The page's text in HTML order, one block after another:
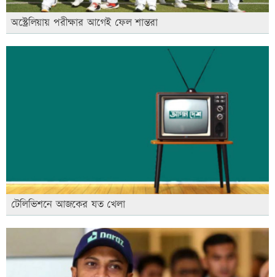
অস্ট্রেলিয়ায় পরীক্ষার আগেই ফেল শান্তরা
টেলিভিশনে আজকের যত খেলা